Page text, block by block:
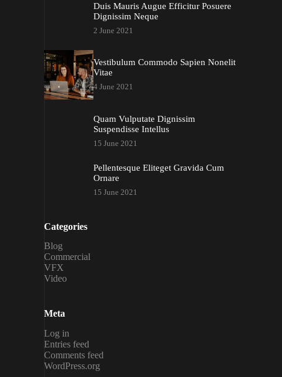
Duis Mauris Augue Efficitur Posuere
Dignissim Neque
2 June 2021
Vestibulum Commodo Sapien Nonelit
Vitae
4 June 2021
Quam Vulputate Dignissim
Suspendisse Intellus
15 June 2021
Pellentesque Eliteget Gravida Cum
Ornare
15 June 2021
Categories
Blog
Commercial
VFX
Video
Meta
Log in
Entries feed
Comments feed
WordPress.org